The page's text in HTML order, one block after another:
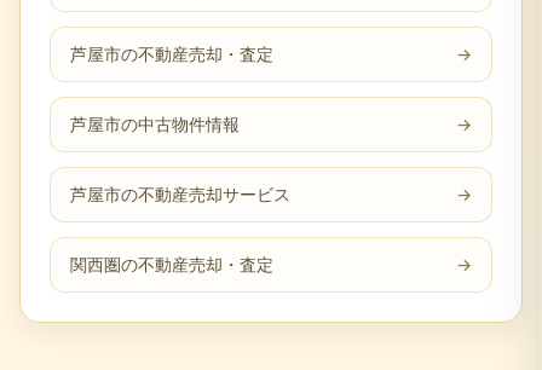
芦屋市の不動産売却・査定 →
芦屋市の中古物件情報 →
芦屋市の不動産売却サービス →
関西圏の不動産売却・査定 →